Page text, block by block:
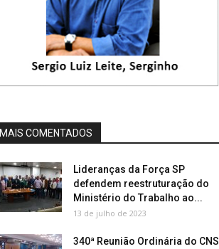
MAIS COMENTADOS
Lideranças da Força SP
defendem reestruturação do
Ministério do Trabalho ao...
13 de julho de 2023
340ª Reunião Ordinária do CNS